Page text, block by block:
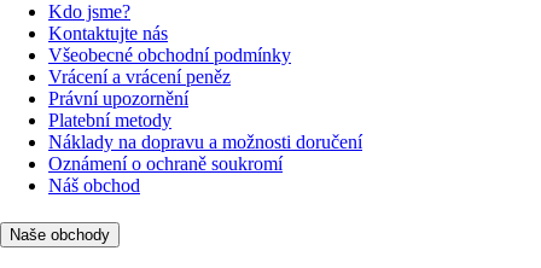
Kdo jsme?
Kontaktujte nás
Všeobecné obchodní podmínky
Vrácení a vrácení peněz
Právní upozornění
Platební metody
Náklady na dopravu a možnosti doručení
Oznámení o ochraně soukromí
Náš obchod
Naše obchody